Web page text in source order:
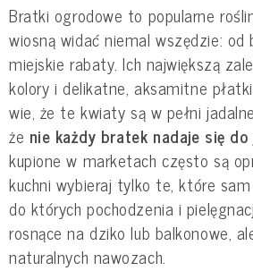
Bratki ogrodowe to popularne
wiosną widać niemal wszędzie: od
miejskie rabaty. Ich największą
kolory i delikatne, aksamitne
wie, że te kwiaty są w pełni
że nie każdy bratek nadaje się
kupione w marketach często są
kuchni wybieraj tylko te, które
do których pochodzenia i
rosnące na dziko lub balkonowe,
naturalnych nawozach.